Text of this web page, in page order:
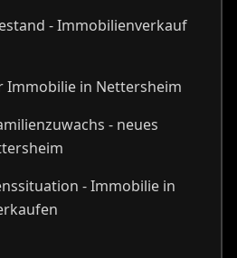
- Immobilienverkauf
Immobilie in Nettersheim
- neues
- Immobilie in